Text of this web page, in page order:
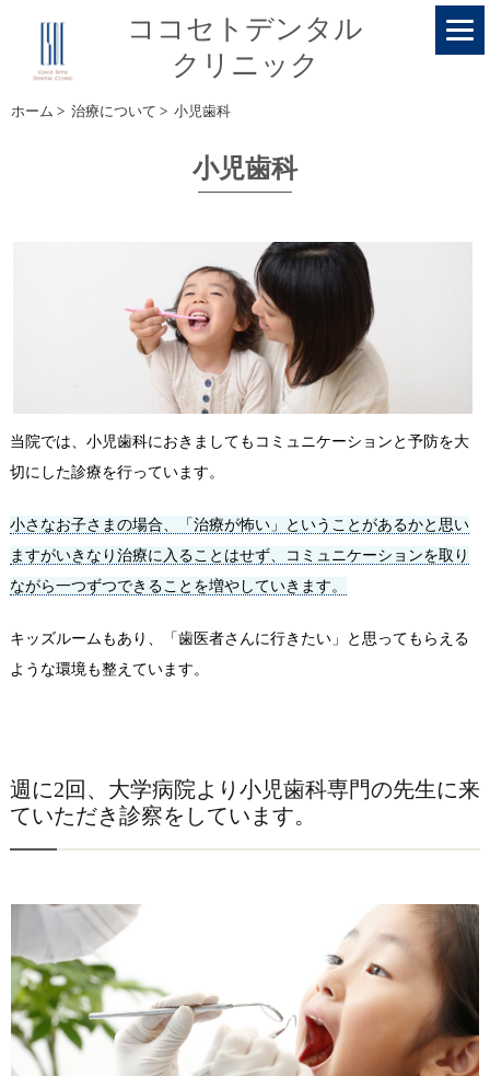
ココセトデンタル
クリニック
ホーム > 治療について > 小児歯科
小児歯科
当院では、小児歯科におきましてもコミュニケーションと予防を大
切にした診療を行っています。
小さなお子さまの場合、「治療が怖い」ということがあるかと思い
ますがいきなり治療に入ることはせず、コミュニケーションを取り
ながら一つずつできることを増やしていきます。
キッズルームもあり、「歯医者さんに行きたい」と思ってもらえる
ような環境も整えています。
週に2回、大学病院より小児歯科専門の先生に来
ていただき診察をしています。